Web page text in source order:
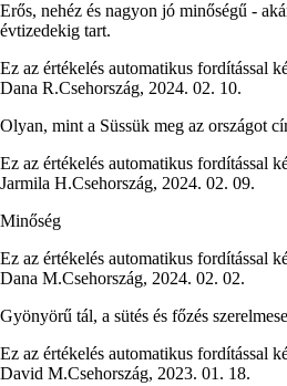
Erős, nehéz és nagyon jó minőségű -
évtizedekig tart.
Ez az értékelés automatikus fordítással
Dana R.Csehország, 2024. 02. 10.
Olyan, mint a Süssük meg az országot
Ez az értékelés automatikus fordítással
Jarmila H.Csehország, 2024. 02. 09.
Minőség
Ez az értékelés automatikus fordítással
Dana M.Csehország, 2024. 02. 02.
Gyönyörű tál, a sütés és főzés
Ez az értékelés automatikus fordítással
David M.Csehország, 2023. 01. 18.